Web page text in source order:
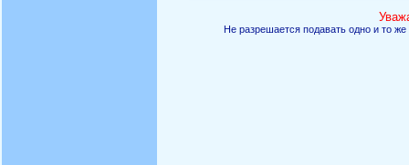
Не разрешается подавать одно и то